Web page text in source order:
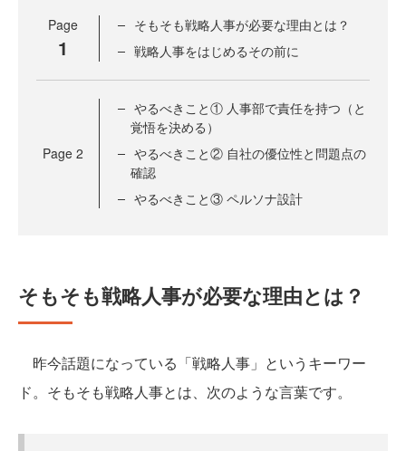
Page
1
そもそも戦略人事が必要な理由とは？
戦略人事をはじめるその前に
Page 2
やるべきこと① 人事部で責任を持つ（と
覚悟を決める）
やるべきこと② 自社の優位性と問題点の
確認
やるべきこと③ ペルソナ設計
そもそも戦略人事が必要な理由とは？
昨今話題になっている「戦略人事」というキーワー
ド。そもそも戦略人事とは、次のような言葉です。